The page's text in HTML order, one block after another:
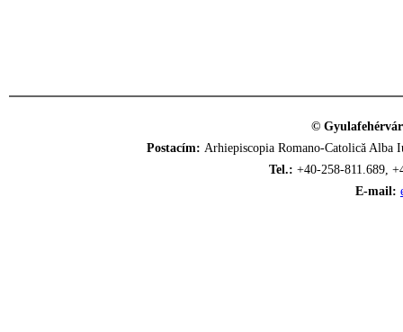
©
Postacím: Arhiepiscopia Romano-Catolică
Tel.: +40-258-811.689,
E-mail: